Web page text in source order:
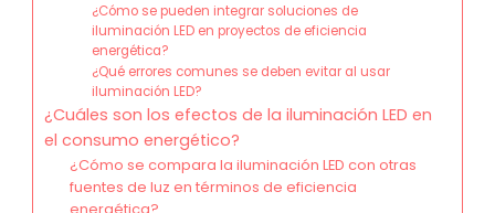
¿Cómo se pueden integrar soluciones de
iluminación LED en proyectos de eficiencia
energética?
¿Qué errores comunes se deben evitar al usar
iluminación LED?
¿Cuáles son los efectos de la iluminación LED en
el consumo energético?
¿Cómo se compara la iluminación LED con otras
fuentes de luz en términos de eficiencia